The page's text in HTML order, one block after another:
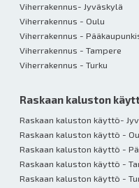
Viherrakennus- Jyväskylä
Viherrakennus - Oulu
Viherrakennus -
Viherrakennus - Tampere
Viherrakennus - Turku
Raskaan kaluston
Raskaan kaluston käyttö-
Raskaan kaluston käyttö -
Raskaan kaluston käyttö -
Raskaan kaluston käyttö -
Raskaan